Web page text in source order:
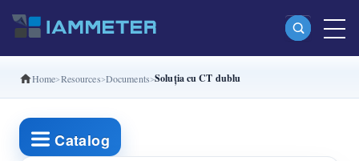
Produse
Contor de energie Wi-Fi monofazat (WEM3080)
Contor de energie Wi-Fi split-phase (WEM2067)
Home Resources Documents Soluția cu CT dublu
Catalog